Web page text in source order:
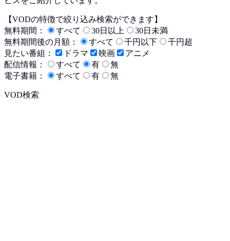
【VODの特徴で絞り込み検索ができます】
無料期間：
すべて 30日以上
30日未満
無料期間後の月額：
すべて 千円以下
千円超
見たい番組：
ドラマ 映画
アニメ
配信情報：
すべて 有
無
電子書籍：
すべて 有 無
VOD検索